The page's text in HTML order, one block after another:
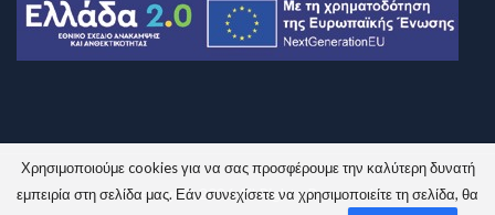
Sinem.gr © 2026 All Rights Reserved.
Χρησιμοποιούμε cookies για να σας προσφέρουμε την καλύτερη δυνατή
εμπειρία στη σελίδα μας. Εάν συνεχίσετε να χρησιμοποιείτε τη σελίδα, θα